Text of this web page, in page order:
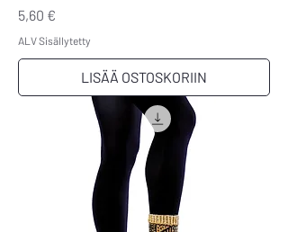
Hinta
5,60 €
ALV Sisällytetty
LISÄÄ OSTOSKORIIN